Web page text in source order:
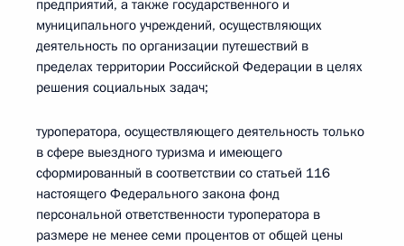
предприятий, а также государственного и
муниципального учреждений, осуществляющих
деятельность по организации путешествий в
пределах территории Российской Федерации в целях
решения социальных задач;
туроператора, осуществляющего деятельность только
в сфере выездного туризма и имеющего
сформированный в соответствии со статьей 116
настоящего Федерального закона фонд
персональной ответственности туроператора в
размере не менее семи процентов от общей цены